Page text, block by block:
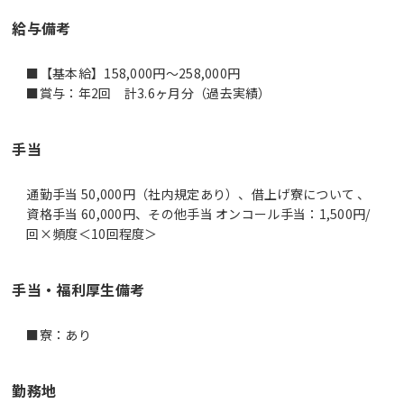
給与備考
■【基本給】158,000円～258,000円
■賞与：年2回 計3.6ヶ月分（過去実績）
手当
通勤手当 50,000円（社内規定あり）、借上げ寮について 、
資格手当 60,000円、その他手当 オンコール手当：1,500円/
回×頻度＜10回程度＞
手当・福利厚生備考
■寮：あり
勤務地